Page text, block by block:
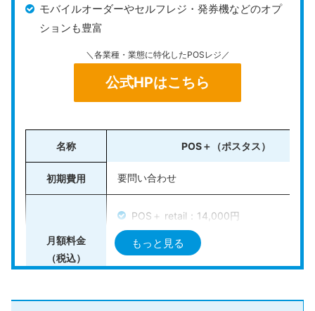
す。
売上の自動集計や顧客管理、在庫管理なども一括で行え
ため、業務の効率化にもつながります。
めて運用したい方におすすめです。ただ
し、対応しているデバイスはiPhone・iPad
のみ。Androidには対応していませんの
で、ご注意ください。
＼Airペイの初期費用が0円／
公式HPはこちら
モバイルオーダーやセルフレジ・発券機などのオプ
ションも豊富
＼各業種・業態に特化したPOSレジ／
公式HPはこちら
名称 POS＋（ポスタス）
初期費用 要問い合わせ
月額料金
（税込）
POS＋ retail：14,000円
POS＋ food：14,000円
もっと見る